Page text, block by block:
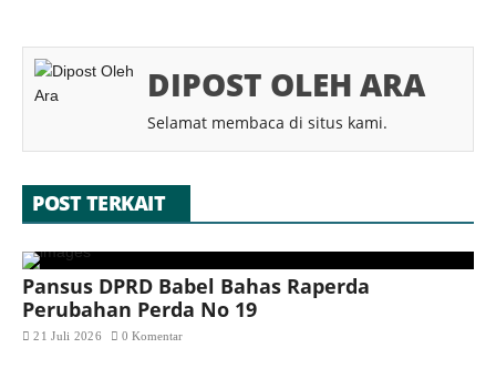
DIPOST OLEH ARA
Selamat membaca di situs kami.
POST TERKAIT
Pansus DPRD Babel Bahas Raperda
Perubahan Perda No 19
21 Juli 2026 0 Komentar